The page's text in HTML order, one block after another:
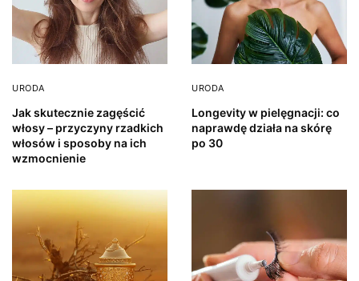
URODA
Jak skutecznie zagęścić
włosy – przyczyny rzadkich
włosów i sposoby na ich
wzmocnienie
URODA
Longevity w pielęgnacji: co
naprawdę działa na skórę
po 30